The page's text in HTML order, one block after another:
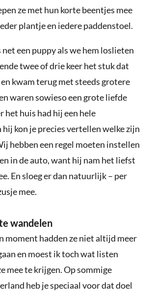
ze met hun korte beentjes mee
plantje en iedere paddenstoel.
net een puppy als we hem loslieten
twee of drie keer het stuk dat
kwam terug met steeds grotere
waren sowieso een grote liefde
het huis had hij een hele
hij kon je precies vertellen welke zijn
hebben een regel moeten instellen
in de auto, want hij nam het liefst
En sloeg er dan natuurlijk – per
mee.
wandelen
moment hadden ze niet altijd meer
en moest ik toch wat listen
mee te krijgen. Op sommige
heb je speciaal voor dat doel